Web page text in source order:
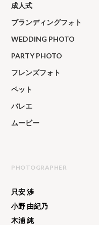
成人式
ブランディングフォト
WEDDING PHOTO
PARTY PHOTO
フレンズフォト
ペット
バレエ
ムービー
PHOTOGRAPHER
只安 渉
小野 由紀乃
木浦 純